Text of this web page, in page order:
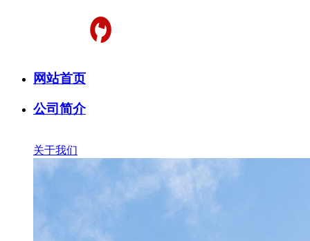
网站首页
公司简介
关于我们